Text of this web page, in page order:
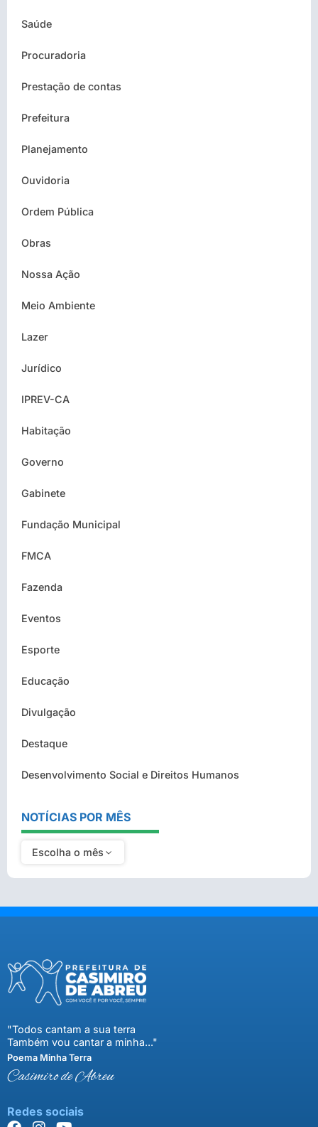
Saúde
Procuradoria
Prestação de contas
Prefeitura
Planejamento
Ouvidoria
Ordem Pública
Obras
Nossa Ação
Meio Ambiente
Lazer
Jurídico
IPREV-CA
Habitação
Governo
Gabinete
Fundação Municipal
FMCA
Fazenda
Eventos
Esporte
Educação
Divulgação
Destaque
Desenvolvimento Social e Direitos Humanos
NOTÍCIAS POR MÊS
Escolha o mês
"Todos cantam a sua terra
Também vou cantar a minha..."
Poema Minha Terra
Casimiro de Abreu
Redes sociais